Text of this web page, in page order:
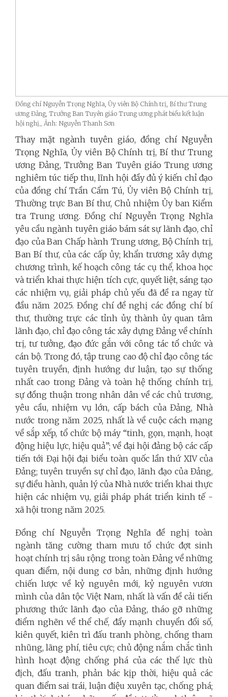
Đồng chí Nguyễn Trọng Nghĩa, Ủy viên Bộ Chính trị, Bí thư Trung
ương Đảng, Trưởng Ban Tuyên giáo Trung ương phát biểu kết luận
hội nghị_ Ảnh: Nguyễn Thanh Sơn
Thay mặt ngành tuyên giáo, đồng chí Nguyễn
Trọng Nghĩa, Ủy viên Bộ Chính trị, Bí thư Trung
ương Đảng, Trưởng Ban Tuyên giáo Trung ương
nghiêm túc tiếp thu, lĩnh hội đầy đủ ý kiến chỉ đạo
của đồng chí Trần Cẩm Tú, Ủy viên Bộ Chính trị,
Thường trực Ban Bí thư, Chủ nhiệm Ủy ban Kiểm
tra Trung ương. Đồng chí Nguyễn Trọng Nghĩa
yêu cầu ngành tuyên giáo bám sát sự lãnh đạo, chỉ
đạo của Ban Chấp hành Trung ương, Bộ Chính trị,
Ban Bí thư, của các cấp ủy; khẩn trương xây dựng
chương trình, kế hoạch công tác cụ thể, khoa học
và triển khai thực hiện tích cực, quyết liệt, sáng tạo
các nhiệm vụ, giải pháp chủ yếu đã đề ra ngay từ
đầu năm 2025. Đồng chí đề nghị các đồng chí bí
thư, thường trực các tỉnh ủy, thành ủy quan tâm
lãnh đạo, chỉ đạo công tác xây dựng Đảng về chính
trị, tư tưởng, đạo đức gắn với công tác tổ chức và
cán bộ. Trong đó, tập trung cao độ chỉ đạo công tác
tuyên truyền, định hướng dư luận, tạo sự thống
nhất cao trong Đảng và toàn hệ thống chính trị,
sự đồng thuận trong nhân dân về các chủ trương,
yêu cầu, nhiệm vụ lớn, cấp bách của Đảng, Nhà
nước trong năm 2025, nhất là về cuộc cách mạng
về sắp xếp, tổ chức bộ máy “tinh, gọn, mạnh, hoạt
động hiệu lực, hiệu quả”; về đại hội đảng bộ các cấp
tiến tới Đại hội đại biểu toàn quốc lần thứ XIV của
Đảng; tuyên truyền sự chỉ đạo, lãnh đạo của Đảng,
sự điều hành, quản lý của Nhà nước triển khai thực
hiện các nhiệm vụ, giải pháp phát triển kinh tế -
xã hội trong năm 2025.
Đồng chí Nguyễn Trọng Nghĩa đề nghị toàn
ngành tăng cường tham mưu tổ chức đợt sinh
hoạt chính trị sâu rộng trong toàn Đảng về những
quan điểm, nội dung cơ bản, những định hướng
chiến lược về kỷ nguyên mới, kỷ nguyên vươn
mình của dân tộc Việt Nam, nhất là vấn đề cải tiến
phương thức lãnh đạo của Đảng, tháo gỡ những
điểm nghẽn về thể chế, đẩy mạnh chuyển đổi số,
kiên quyết, kiên trì đấu tranh phòng, chống tham
nhũng, lãng phí, tiêu cực; chủ động nắm chắc tình
hình hoạt động chống phá của các thế lực thù
địch, đấu tranh, phản bác kịp thời, hiệu quả các
quan điểm sai trái, luận điệu xuyên tạc, chống phá;